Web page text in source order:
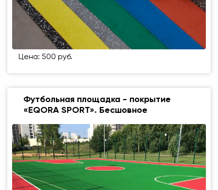
Цена: 500 руб.
Футбольная площадка - покрытие
«EQORA SPORT». Бесшовное